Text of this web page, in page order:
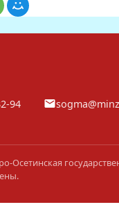
94
Осетинская